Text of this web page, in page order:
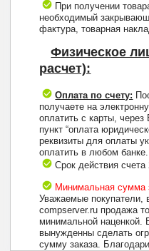
При получении
необходимый
фактура, товарная
Физическое
расчет):
Оплата по счету:
получаете на
оплатить с карты,
пункт “оплата
реквизиты для оплаты
оплатить в любом банке.
Срок действия
Минимальная сумма
Уважаемые покупатели,
compserver.ru продажа
минимальной наценкой.
вынужденны сделать
сумму заказа.
+7